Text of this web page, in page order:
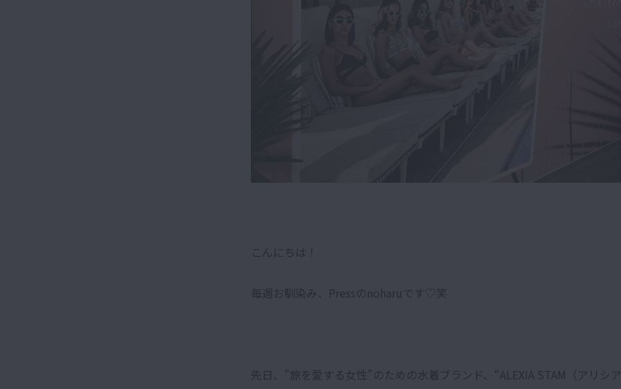
こんにちは！
毎週お馴染み、Pressのnoharuです♡笑
先日、”旅を愛する女性”のための水着ブランド、“ALEXIA STAM（アリシ